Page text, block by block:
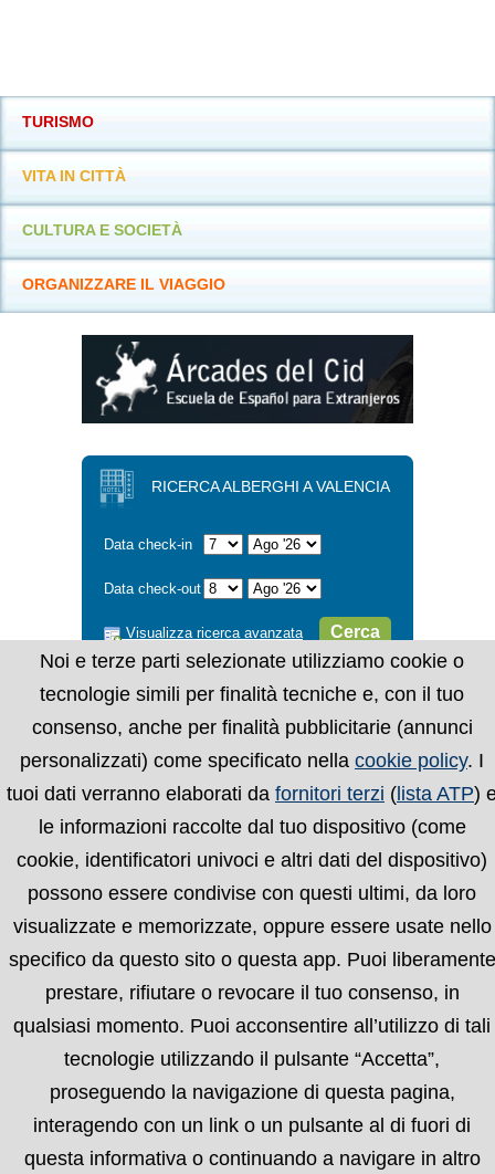
TURISMO
VITA IN CITTÀ
CULTURA E SOCIETÀ
ORGANIZZARE IL VIAGGIO
RICERCA ALBERGHI A VALENCIA
Data check-in
Data check-out
Visualizza ricerca avanzata Cerca
Chi siamo Condizioni Privacy Policy
Cookie
Policy
© 2008-2026 Valencia.it | tutti i diritti riservati |
P.IVA: 05722610481
Noi e terze parti selezionate utilizziamo cookie o
tecnologie simili per finalità tecniche e, con il tuo
consenso, anche per finalità pubblicitarie (annunci
personalizzati) come specificato nella cookie policy. I
tuoi dati verranno elaborati da fornitori terzi ( lista ATP)
le informazioni raccolte dal tuo dispositivo (come
cookie, identificatori univoci e altri dati del dispositivo)
possono essere condivise con questi ultimi, da loro
visualizzate e memorizzate, oppure essere usate nello
specifico da questo sito o questa app. Puoi liberamente
prestare, rifiutare o revocare il tuo consenso, in
qualsiasi momento. Puoi acconsentire all’utilizzo di tali
tecnologie utilizzando il pulsante “Accetta”,
proseguendo la navigazione di questa pagina,
interagendo con un link o un pulsante al di fuori di
questa informativa o continuando a navigare in altro